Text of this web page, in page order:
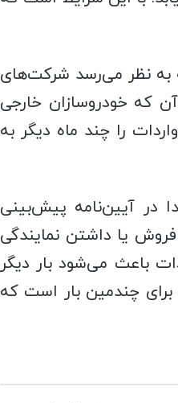
به نظر می‌رسد شرکت‌های
که خودروسازان خارجی
را چند ماه دیگر به
در آیین‌نامه پیش‌بینی
یا داشتن نمایندگی
باعث می‌شود بار دیگر
برای چندمین بار است که